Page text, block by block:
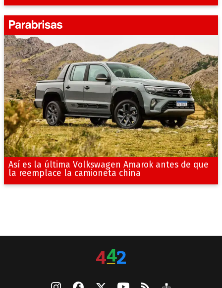
Así es la última Volkswagen Amarok antes de que
la reemplace la camioneta china